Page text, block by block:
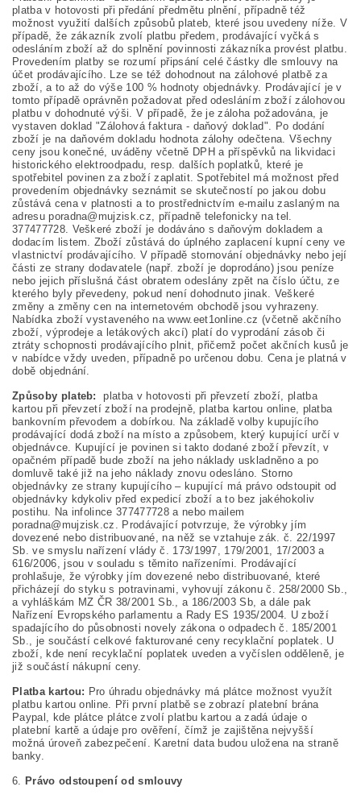
platba v hotovosti při předání předmětu plnění, případně též
možnost využití dalších způsobů plateb, které jsou uvedeny níže. V
případě, že zákazník zvolí platbu předem, prodávající vyčká s
odesláním zboží až do splnění povinnosti zákazníka provést platbu.
Provedením platby se rozumí připsání celé částky dle smlouvy na
účet prodávajícího. Lze se též dohodnout na zálohové platbě za
zboží, a to až do výše 100 % hodnoty objednávky. Prodávající je v
tomto případě oprávněn požadovat před odesláním zboží zálohovou
platbu v dohodnuté výši. V případě, že je záloha požadována, je
vystaven doklad "Zálohová faktura - daňový doklad". Po dodání
zboží je na daňovém dokladu hodnota zálohy odečtena. Všechny
ceny jsou konečné, uváděny včetně DPH a příspěvků na likvidaci
historického elektroodpadu, resp. dalších poplatků, které je
spotřebitel povinen za zboží zaplatit. Spotřebitel má možnost před
provedením objednávky seznámit se skutečností po jakou dobu
zůstává cena v platnosti a to prostřednictvím e-mailu zaslaným na
adresu poradna@mujzisk.cz, případně telefonicky na tel.
377477728. Veškeré zboží je dodáváno s daňovým dokladem a
dodacím listem. Zboží zůstává do úplného zaplacení kupní ceny ve
vlastnictví prodávajícího. V případě stornování objednávky nebo její
části ze strany dodavatele (např. zboží je doprodáno) jsou peníze
nebo jejich příslušná část obratem odeslány zpět na číslo účtu, ze
kterého byly převedeny, pokud není dohodnuto jinak. Veškeré
změny a změny cen na internetovém obchodě jsou vyhrazeny.
Nabídka zboží vystaveného na www.eet1online.cz (včetně akčního
zboží, výprodeje a letákových akcí) platí do vyprodání zásob či
ztráty schopnosti prodávajícího plnit, přičemž počet akčních kusů je
v nabídce vždy uveden, případně po určenou dobu. Cena je platná v
době objednání.
Způsoby plateb:
platba v hotovosti při převzetí zboží, platba
kartou při převzetí zboží na prodejně, platba kartou online, platba
bankovním převodem a dobírkou. Na základě volby kupujícího
prodávající dodá zboží na místo a způsobem, který kupující určí v
objednávce. Kupující je povinen si takto dodané zboží převzít, v
opačném případě bude zboží na jeho náklady uskladněno a po
domluvě také již na jeho náklady znovu odesláno. Storno
objednávky ze strany kupujícího – kupující má právo odstoupit od
objednávky kdykoliv před expedicí zboží a to bez jakéhokoliv
postihu. Na infolince 377477728 a nebo mailem
poradna@mujzisk.cz. Prodávající potvrzuje, že výrobky jím
dovezené nebo distribuované, na něž se vztahuje zák. č. 22/1997
Sb. ve smyslu nařízení vlády č. 173/1997, 179/2001, 17/2003 a
616/2006, jsou v souladu s těmito nařízeními. Prodávající
prohlašuje, že výrobky jím dovezené nebo distribuované, které
přicházejí do styku s potravinami, vyhovují zákonu č. 258/2000 Sb.,
a vyhláškám MZ ČR 38/2001 Sb., a 186/2003 Sb, a dále pak
Nařízení Evropského parlamentu a Rady ES 1935/2004. U zboží
spadajícího do působnosti novely zákona o odpadech č. 185/2001
Sb., je součástí celkové fakturované ceny recyklační poplatek. U
zboží, kde není recyklační poplatek uveden a vyčíslen odděleně, je
již součástí nákupní ceny.
Platba kartou: Pro úhradu objednávky má plátce možnost využít
platbu kartou online. Při první platbě se zobrazí platební brána
Paypal, kde plátce plátce zvolí platbu kartou a zadá údaje o
platební kartě a údaje pro ověření, čímž je zajištěna nejvyšší
možná úroveň zabezpečení. Karetní data budou uložena na straně
banky.
6. Právo odstoupení od smlouvy